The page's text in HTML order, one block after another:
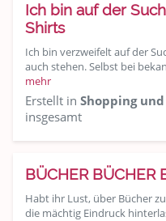
Ich bin auf der
Shirts
Ich bin verzweifelt auf der
auch stehen. Selbst bei
mehr
Erstellt in Shopping
insgesamt
BÜCHER BÜCHER
Habt ihr Lust, über Bücher
die mächtig Eindruck